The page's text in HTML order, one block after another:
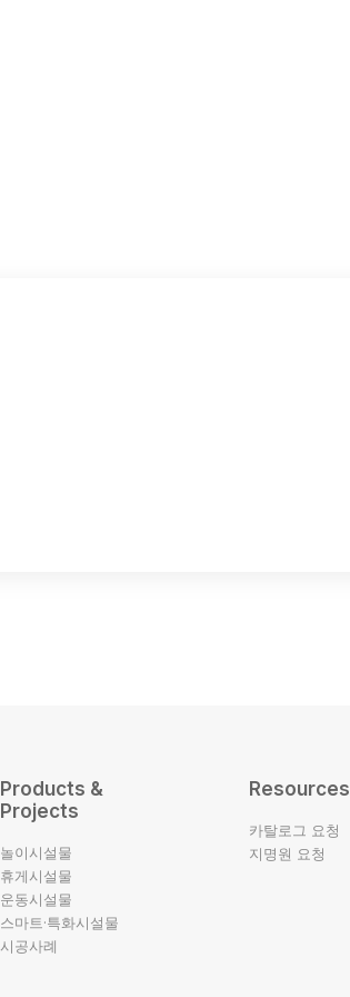
Products &
Projects
놀이시설물
휴게시설물
운동시설물
스마트·특화시설물
시공사례
Resources
카탈로그 요청
지명원 요청